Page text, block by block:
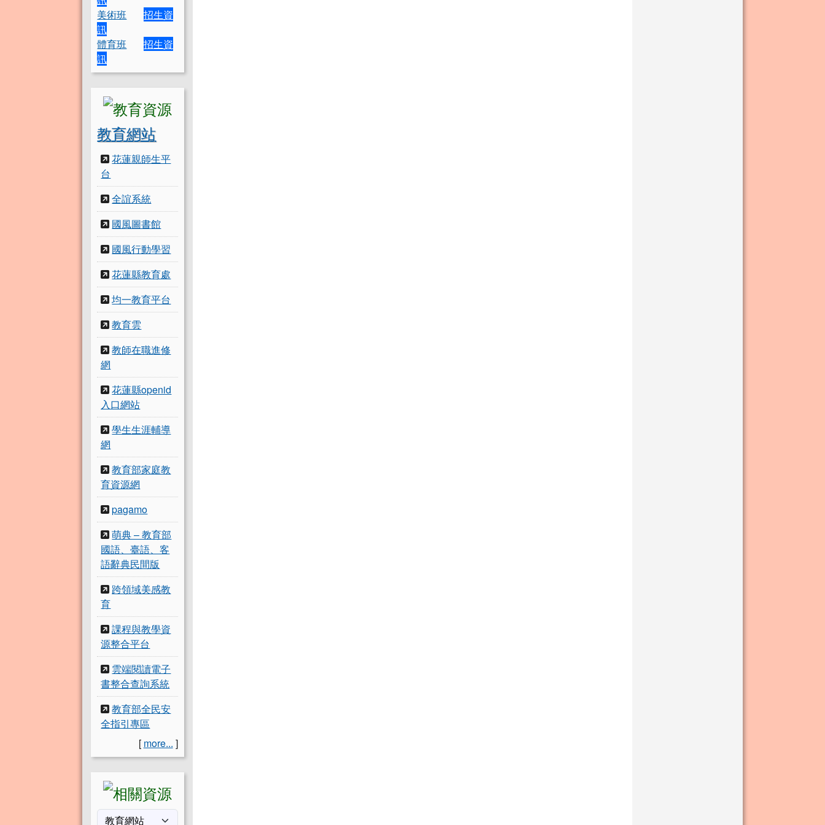
美術班
招生資
訊
體育班
招生資
訊
教育網站
花蓮親師生平
台
全誼系統
國風圖書館
國風行動學習
花蓮縣教育處
均一教育平台
教育雲
教師在職進修
網
花蓮縣openid
入口網站
學生生涯輔導
網
教育部家庭教
育資源網
pagamo
萌典 – 教育部
國語、臺語、客
語辭典民間版
跨領域美感教
育
課程與教學資
源整合平台
雲端閱讀電子
書整合查詢系統
教育部全民安
全指引專區
[ more... ]